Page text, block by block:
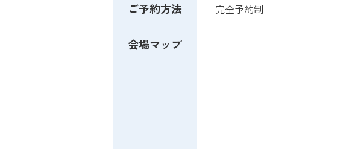
ご予約方法 完全予約制
会場マップ